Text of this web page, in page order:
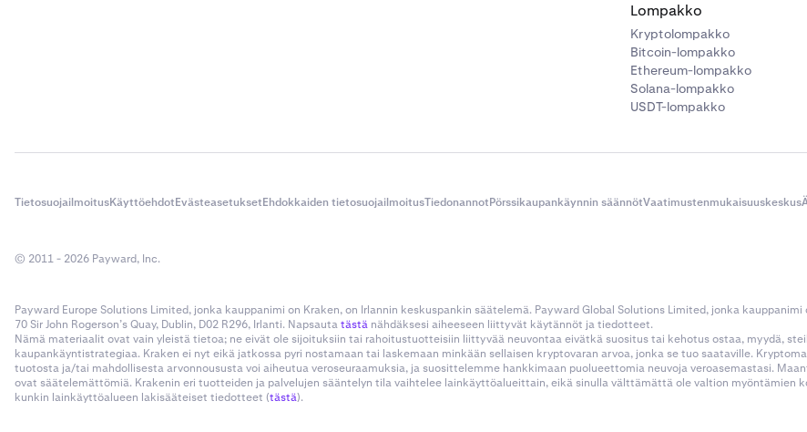
Lompakko
Kryptolompakko
Bitcoin-lompakko
Ethereum-lompakko
Solana-lompakko
USDT-lompakko
TietosuojailmoitusKäyttöehdotEvästeasetuksetEhdokkaiden tietosuojailmoitusTiedonannotPörssikaupankäynnin säännötVaatimustenmukaisuuskeskus
© 2011 - 2026 Payward, Inc.
Payward Europe Solutions Limited, jonka kauppanimi on Kraken, on Irlannin keskuspankin säätelemä. Payward Global Solutions Limited, jonka
70 Sir John Rogerson’s Quay, Dublin, D02 R296, Irlanti. Napsautatästä nähdäksesi aiheeseen liittyvät käytännöt ja tiedotteet.
Nämä materiaalit ovat vain yleistä tietoa; ne eivät ole sijoituksiin tai rahoitustuotteisiin liittyvää neuvontaa eivätkä suositus tai kehotus ostaa, myydä,
kaupankäyntistrategiaa. Kraken ei nyt eikä jatkossa pyri nostamaan tai laskemaan minkään sellaisen kryptovaran arvoa, jonka se tuo saataville.
tuotosta ja/tai mahdollisesta arvonnoususta voi aiheutua veroseuraamuksia, ja suosittelemme hankkimaan puolueettomia neuvoja veroasemastasi.
ovat säätelemättömiä. Krakenin eri tuotteiden ja palvelujen sääntelyn tila vaihtelee lainkäyttöalueittain, eikä sinulla välttämättä ole valtion myöntämien
kunkin lainkäyttöalueen lakisääteiset tiedotteet (tästä).